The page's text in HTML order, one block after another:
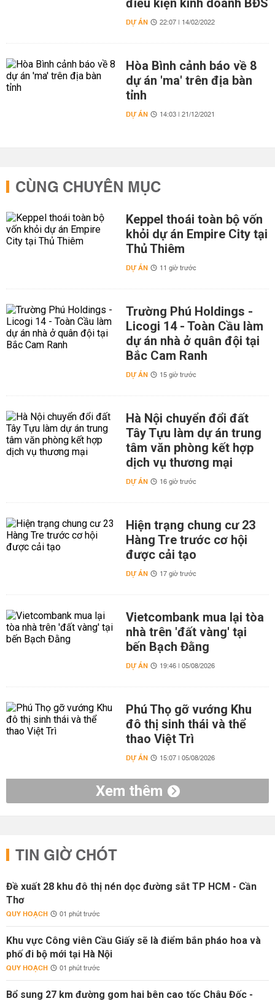
điều kiện kinh doanh BĐS
DỰ ÁN 22:07 | 14/02/2022
Hòa Bình cảnh báo về 8
dự án 'ma' trên địa bàn
tỉnh
DỰ ÁN 14:03 | 21/12/2021
CÙNG CHUYÊN MỤC
Keppel thoái toàn bộ vốn
khỏi dự án Empire City tại
Thủ Thiêm
DỰ ÁN 11 giờ trước
Trường Phú Holdings -
Licogi 14 - Toàn Cầu làm
dự án nhà ở quân đội tại
Bắc Cam Ranh
DỰ ÁN 15 giờ trước
Hà Nội chuyển đổi đất
Tây Tựu làm dự án trung
tâm văn phòng kết hợp
dịch vụ thương mại
DỰ ÁN 16 giờ trước
Hiện trạng chung cư 23
Hàng Tre trước cơ hội
được cải tạo
DỰ ÁN 17 giờ trước
Vietcombank mua lại tòa
nhà trên 'đất vàng' tại
bến Bạch Đằng
DỰ ÁN 19:46 | 05/08/2026
Phú Thọ gỡ vướng Khu
đô thị sinh thái và thể
thao Việt Trì
DỰ ÁN 15:07 | 05/08/2026
Xem thêm
TIN GIỜ CHÓT
Đề xuất 28 khu đô thị nén dọc đường sắt TP HCM - Cần
Thơ
QUY HOẠCH 01 phút trước
Khu vực Công viên Cầu Giấy sẽ là điểm bắn pháo hoa và
phố đi bộ mới tại Hà Nội
QUY HOẠCH 01 phút trước
Bổ sung 27 km đường gom hai bên cao tốc Châu Đốc -